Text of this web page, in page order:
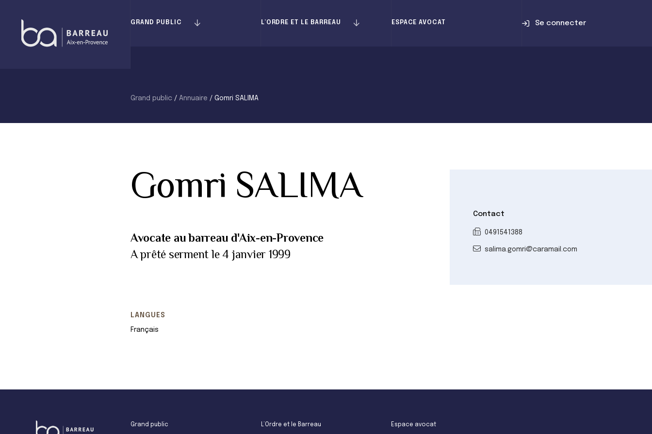
content
GRAND PUBLIC L’ORDRE ET LE BARREAU ESPACE AVOCAT Se connecter
Grand public/ Annuaire / Gomri SALIMA
Gomri SALIMA
Avocate au barreau d'Aix-en-Provence
A prêté serment le 4 janvier 1999
LANGUES
Français
Contact
0491541388
salima.gomri@caramail.com
Grand public L’Ordre et le Barreau Espace avocat